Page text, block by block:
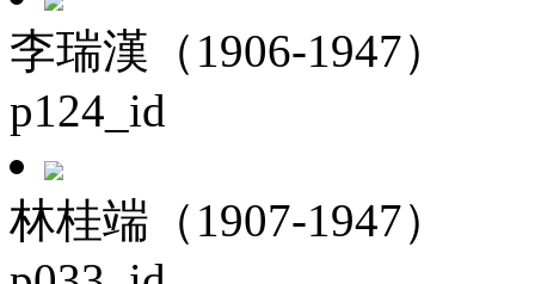
李瑞漢（1906-1947）
p124_id
林桂端（1907-1947）